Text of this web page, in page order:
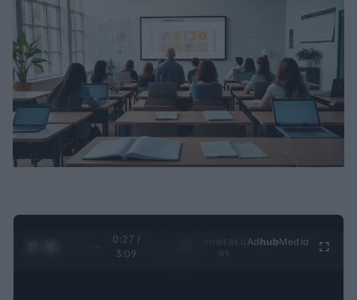
0:28 /
3:09
Ad hubMedia